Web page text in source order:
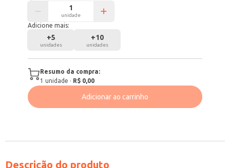
unidade
Adicione mais:
+5
unidades
+10
unidades
Resumo da compra:
1 unidade · R$ 0,00
Adicionar ao carrinho
Descrição do produto